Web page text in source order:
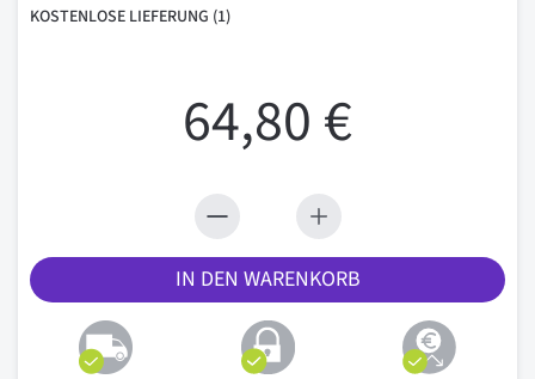
KOSTENLOSE LIEFERUNG (1)
64,80 €
IN DEN WARENKORB